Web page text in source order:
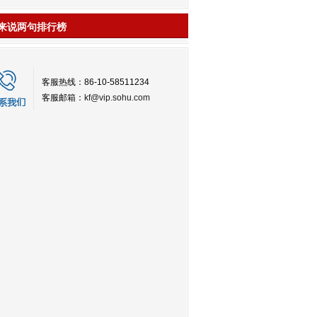
说两句排行榜
客服热线：86-10-58511234
客服邮箱： kf@vip.sohu.com